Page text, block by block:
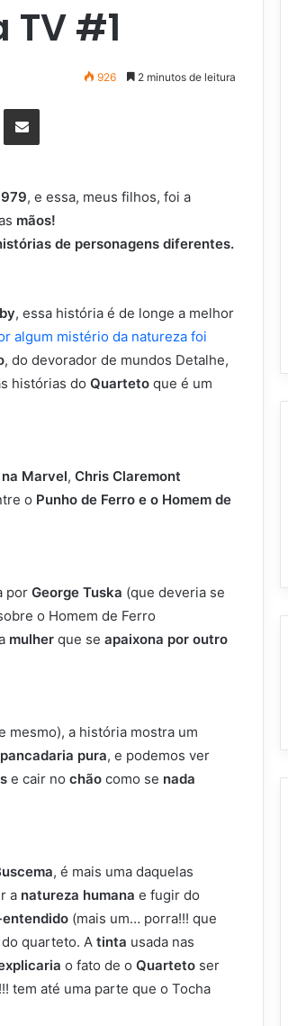
#1
926 2 minutos de leitura
, e essa, meus filhos, foi a
mãos!
de personagens diferentes.
, essa história é de longe a melhor
algum mistério da natureza foi
, do devorador de mundos Detalhe,
histórias do Quarteto que é um
Marvel, Chris Claremont
o Punho de Ferro e o Homem de
por George Tuska (que deveria se
o Homem de Ferro
mulher que se apaixona por outro
mesmo), a história mostra um
pancadaria pura, e podemos ver
e cair no chão como se nada
, é mais uma daquelas
a natureza humana e fugir do
(mais um… porra!!! que
do quarteto. A tinta usada nas
o fato de o Quarteto ser
!!! tem até uma parte que o Tocha